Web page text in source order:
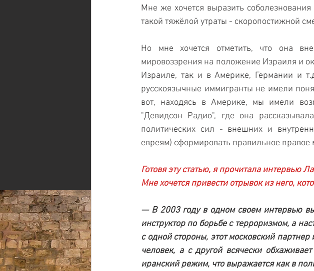
Мне же хочется выразить
такой тяжёлой утраты - скоропостижной
Но мне хочется отметить, что она
мировоззрения на положение Израиля и
Израиле, так и в Америке, Германии и
русскоязычные иммигранты не имели
вот, находясь в Америке, мы имели
"Девидсон Радио", где она
политических сил - внешних и
евреям) сформировать правильное правое
Готовя эту статью, я прочитала интервью
Мне хочется привести отрывок из него,
— В 2003 году в одном своем интервью
инструктор по борьбе с терроризмом, а
с одной стороны, этот московский
человек, а с другой всячески
иранский режим, что выражается как в